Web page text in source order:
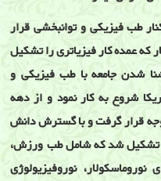
در کنار طب فيزيکی و توانبخشی قرار
که عمده کار فيزياتری را تشکيل
شدن جامعه با طب فيزيکی و
شروع به کار نمود و از دهه
توجه قرار گرفت و با گسترش دانش
تشکيل شد که شامل طب ورزش،
نوروفيزيولوژی